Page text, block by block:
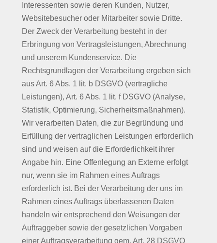
Interessenten sowie deren Kunden, Nutzer,
Websitebesucher oder Mitarbeiter sowie Dritte.
Der Zweck der Verarbeitung besteht in der
Erbringung von Vertragsleistungen, Abrechnung
und unserem Kundenservice. Die
Rechtsgrundlagen der Verarbeitung ergeben sich
aus Art. 6 Abs. 1 lit. b DSGVO (vertragliche
Leistungen), Art. 6 Abs. 1 lit. f DSGVO (Analyse,
Statistik, Optimierung, Sicherheitsmaßnahmen).
Wir verarbeiten Daten, die zur Begründung und
Erfüllung der vertraglichen Leistungen erforderlich
sind und weisen auf die Erforderlichkeit ihrer
Angabe hin. Eine Offenlegung an Externe erfolgt
nur, wenn sie im Rahmen eines Auftrags
erforderlich ist. Bei der Verarbeitung der uns im
Rahmen eines Auftrags überlassenen Daten
handeln wir entsprechend den Weisungen der
Auftraggeber sowie der gesetzlichen Vorgaben
einer Auftragsverarbeitung gem. Art. 28 DSGVO